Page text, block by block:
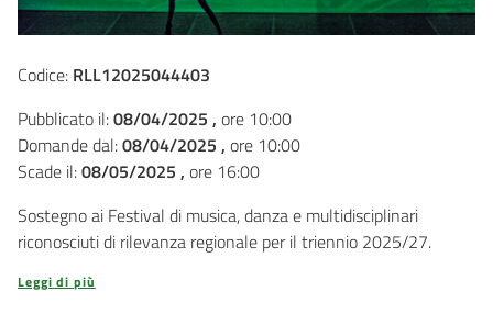
Codice: RLL12025044403
Pubblicato il:08/04/2025 , ore 10:00
Domande dal:08/04/2025 , ore 10:00
Scade il:08/05/2025 , ore 16:00
Sostegno ai Festival di musica, danza e multidisciplinari
riconosciuti di rilevanza regionale per il triennio 2025/27.
Leggi di più